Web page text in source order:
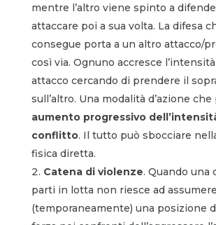
mentre l’altro viene spinto a
attaccare poi a sua volta. La difesa
consegue porta a un altro attacco/
così via. Ognuno accresce
attacco cercando di prendere il
sull’altro. Una modalità d’azione
aumento progressivo
conflitto. Il tutto può sbocciare
fisica diretta.
Catena di violenze. Quando una
parti in lotta non riesce ad assumere
(temporaneamente) una posizione